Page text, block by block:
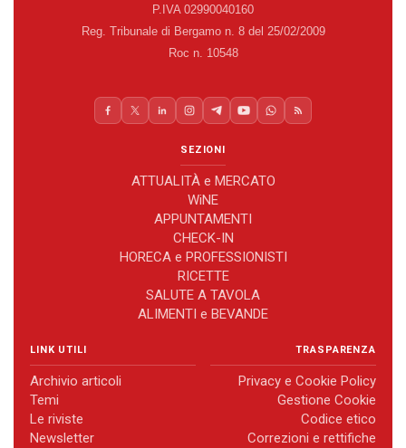
P.IVA 02990040160
Reg. Tribunale di Bergamo n. 8 del 25/02/2009
Roc n. 10548
SEZIONI
ATTUALITÀ e MERCATO
WiNE
APPUNTAMENTI
CHECK-IN
HORECA e PROFESSIONISTI
RICETTE
SALUTE A TAVOLA
ALIMENTI e BEVANDE
LINK UTILI
Archivio articoli
Temi
Le riviste
Newsletter
TRASPARENZA
Privacy e Cookie Policy
Gestione Cookie
Codice etico
Correzioni e rettifiche